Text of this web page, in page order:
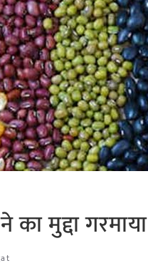
मुद्दा गरमाया